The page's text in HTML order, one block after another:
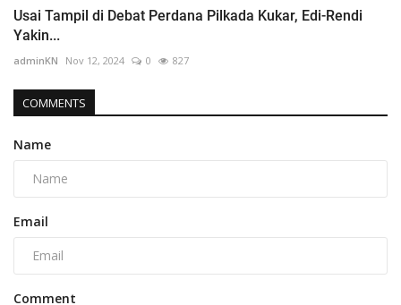
Usai Tampil di Debat Perdana Pilkada Kukar, Edi-Rendi
Yakin...
adminKN Nov 12, 2024 0 827
COMMENTS
Name
Email
Comment